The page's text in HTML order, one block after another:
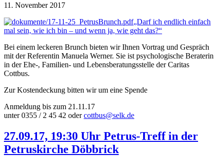
11. November 2017
„Darf ich endlich einfach
mal sein, wie ich bin – und wenn ja, wie geht das?“
Bei einem leckeren Brunch bieten wir Ihnen Vortrag und Gespräch
mit der Referentin Manuela Werner. Sie ist psychologische Beraterin
in der Ehe-, Familien- und Lebensberatungsstelle der Caritas
Cottbus.
Zur Kostendeckung bitten wir um eine Spende
Anmeldung bis zum 21.11.17
unter 0355 / 2 45 42 odercottbus@selk.de
27.09.17, 19:30 Uhr Petrus-Treff in der
Petruskirche Döbbrick